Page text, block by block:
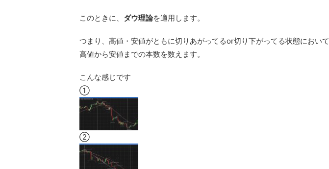
このときに、 ダウ理論を適用します。
つまり、高値・安値がともに切りあがってるor切り下がってる状態において
高値から安値までの本数を数えます。
こんな感じです
①
②